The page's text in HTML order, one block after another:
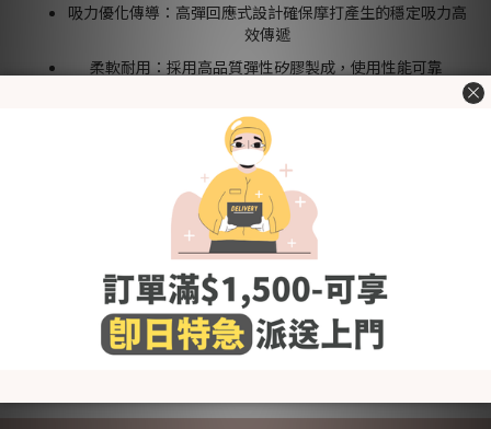
吸力優化傳導：高彈回應式設計確保摩打產生的穩定吸力高
效傳遞
柔軟耐用：採用高品質彈性矽膠製成，使用性能可靠
安全材質：100% 食品級矽膠，不含雙酚 A（BPA）、雙酚
S（BPS）、聚氯乙烯（PVC）及鄰苯二甲酸鹽
重要事項：
僅適用於 Evera 穿戴式吸乳器。
產品包裝內含：
2 個 U 型氣膜
更換建議：
為確保衛生與最佳吸力表現，建議每 2-3 個月更換一次；若出現
磨損、撕裂或材質硬化等情況，請立即更換。